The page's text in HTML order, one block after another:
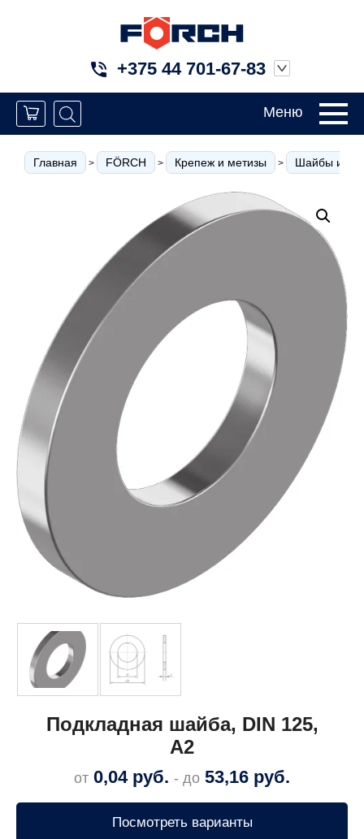
+375 44 701-67-83
Меню
Главная > FÖRCH > Крепеж и метизы > Шайбы и
Подкладная шайба, DIN 125,
A2
от 0,04 руб. - до 53,16 руб.
Посмотреть варианты